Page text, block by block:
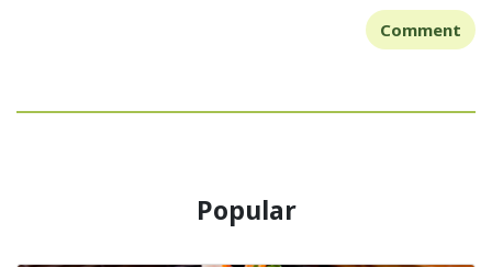
Comment
Popular